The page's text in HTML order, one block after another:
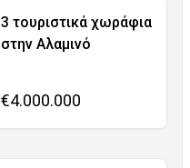
3 τουριστικά χωράφια
στην Αλαμινό
€4.000.000